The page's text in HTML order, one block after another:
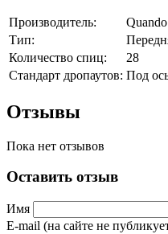
Производитель:
Quando
Тип:
Количество спиц:
28
Стандарт дропаутов: Под
Отзывы
Пока нет отзывов
Оставить отзыв
Имя
E-mail (на сайте не